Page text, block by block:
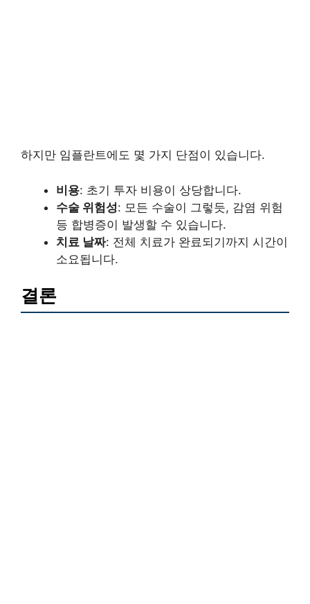
하지만 임플란트에도 몇 가지 단점이 있습니다.
비용: 초기 투자 비용이 상당합니다.
수술 위험성: 모든 수술이 그렇듯, 감염 위험
등 합병증이 발생할 수 있습니다.
치료 날짜: 전체 치료가 완료되기까지 시간이
소요됩니다.
결론